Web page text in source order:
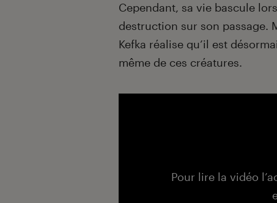
Cependant, sa vie bascule
destruction sur son passage.
Kefka réalise qu’il est
même de ces créatures.
Pour lire la vidéo